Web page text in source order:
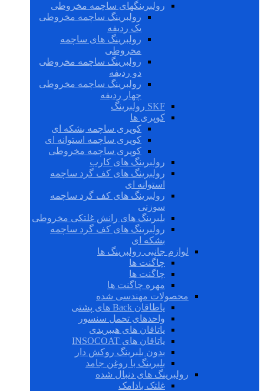
رولبرینگهای ساچمه مخروطی
رولبرینگ ساچمه مخروطی
یک ردیفه
رولبرینگ های ساچمه
مخروطی
رولبرینگ ساچمه مخروطی
دو ردیفه
رولبرینگ ساچمه مخروطی
چهار ردیفه
SKF رولبرینگ
کوپری ها
کوپری ساچمه بشکه ای
کوپری ساچمه استوانه ای
کوپری ساچمه مخروطی
رولبرینگ های کارب
رولبرینگ های کف گرد ساچمه
استوانه ای
رولبرینگ های کف گرد ساچمه
سوزنی
بلبرینگ های رانش غلتکی مخروطی
رولبرینگ های کف گرد ساچمه
بشکه ای
لوازم جانبی رولبرینگ ها
چاگنت ها
چاگنت ها
مهره چاگنت ها
محصولات مهندسی شده
یاطاقان Back های پشتی
واحدهای تحمل سنسور
یاتاقان های هیبریدی
یاتاقان های INSOCOAT
بدون بلبرینگ روکش دار
بلبرینگ با روغن جامد
رولبرینگ های دنبال شده
غلتک بادامک